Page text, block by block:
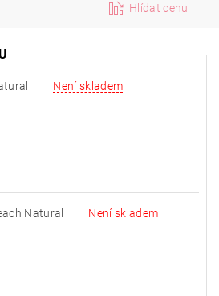
Hlídat cenu
Není skladem
Natural Není skladem